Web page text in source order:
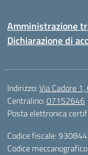
Amministrazione
Dichiarazione di
Indirizzo:Via Cadore
Centralino:07152646
Posta elettronica
Codice fiscale:
Codice meccanografico: